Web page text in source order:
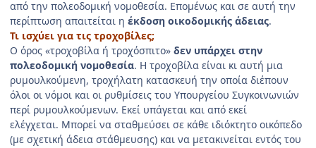
από την πολεοδομική νομοθεσία. Επομένως και σε αυτή την
περίπτωση απαιτείται η έκδοση οικοδομικής άδειας.
Τι ισχύει για τις τροχοβίλες;
Ο όρος «τροχοβίλα ή τροχόσπιτο» δεν υπάρχει στην
πολεοδομική νομοθεσία. Η τροχοβίλα είναι κι αυτή μια
ρυμουλκούμενη, τροχήλατη κατασκευή την οποία διέπουν
όλοι οι νόμοι και οι ρυθμίσεις του Υπουργείου Συγκοινωνιών
περί ρυμουλκούμενων. Εκεί υπάγεται και από εκεί
ελέγχεται. Μπορεί να σταθμεύσει σε κάθε ιδιόκτητο οικόπεδο
(με σχετική άδεια στάθμευσης) και να μετακινείται εντός του